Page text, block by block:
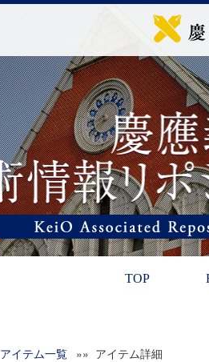
TOP
アイテム一覧 »» アイテム詳細